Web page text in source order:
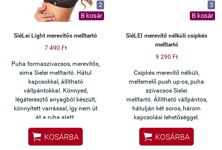
2
B kosár
SíéLei Light merevítős melltartó
7 490 Ft
Puha formaszivacsos, merevítős,
sima Sielei melltartó. Hátul
kapcsokkal, állítható
vállpántokkal. Könnyed,
légáteresztő anyagból készült,
könnyített varrással, így nem üt
át a ruha alatt.
 KOSÁRBA
3
B kosár
SíéLEI merevítő nélküli csipkés
melltartó
9 290 Ft
Csipkés merevítő nélküli,
mellemelő push up-os, puha
szivacsos Sielei
melltartó. Állítható vállpántos,
hátulján két soros, három
kapcsolási lehetőséggel.
 KOSÁRBA